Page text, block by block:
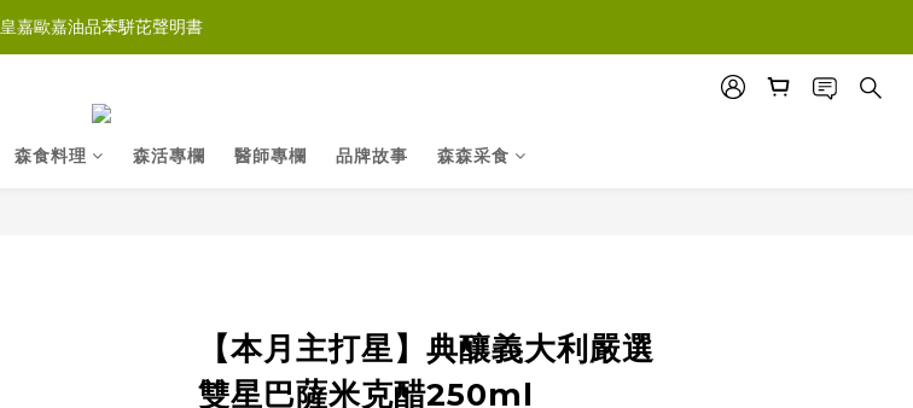
皇嘉歐嘉油品苯駢芘聲明書
森食料理 森活專欄 醫師專欄 品牌故事 森森采食
【本月主打星】典釀義大利嚴選
雙星巴薩米克醋250ml